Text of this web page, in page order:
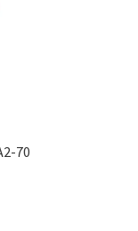
70